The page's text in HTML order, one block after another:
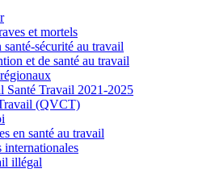
et mortels
sécurité au travail
et de santé au travail
Santé Travail 2021-2025
(QVCT)
en santé au travail
internationales
illégal